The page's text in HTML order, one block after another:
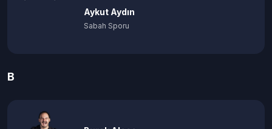
Aykut Aydın
Sabah Sporu
B